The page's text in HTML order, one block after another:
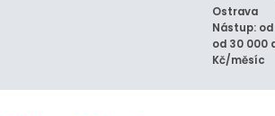
Ostrava
Nástup: od
od 30 000
Kč/měsíc